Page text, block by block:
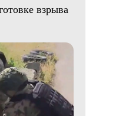
взрыва